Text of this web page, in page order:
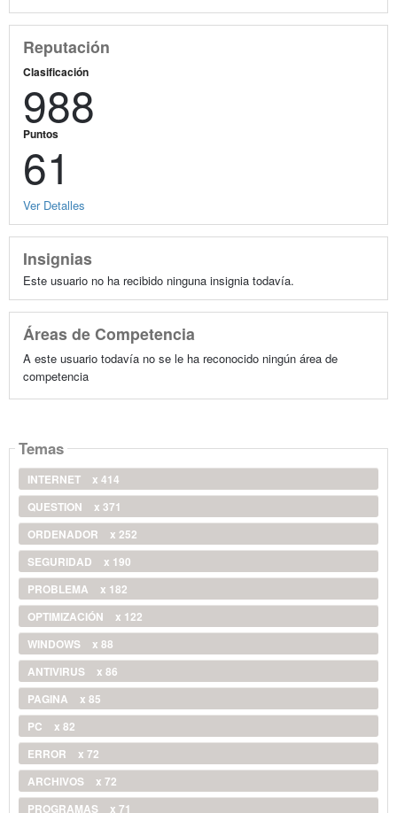
Reputación
Clasificación
988
Puntos
61
Ver Detalles
Insignias
Este usuario no ha recibido ninguna insignia todavía.
Áreas de Competencia
A este usuario todavía no se le ha reconocido ningún área de
competencia
Temas
INTERNET
x 414
QUESTION
x 371
ORDENADOR
x 252
SEGURIDAD
x 190
PROBLEMA
x 182
OPTIMIZACIÓN
x 122
WINDOWS
x 88
ANTIVIRUS
x 86
PAGINA
x 85
PC
x 82
ERROR
x 72
ARCHIVOS
x 72
PROGRAMAS
x 71